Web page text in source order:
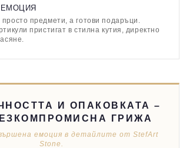
предмети, а готови подаръци.
пристигат в стилна кутия, директно
И ОПАКОВКАТА –
ГРИЖА
емоция в детайлите от StefArt
Stone.